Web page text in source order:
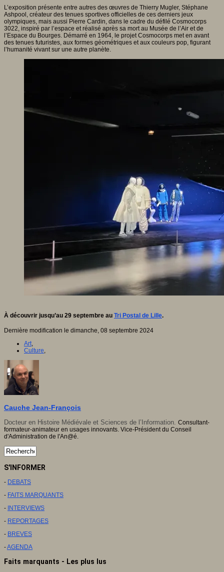
L’exposition présente entre autres des œuvres de Thierry Mugler, Stéphane
Ashpool, créateur des tenues sportives officielles de ces derniers jeux
olympiques, mais aussi Pierre Cardin, dans le cadre du défilé Cosmocorps
3022, inspiré par l’espace et réalisé après sa mort au Musée de l’Air et de
l’Espace du Bourges. Démarré en 1964, le projet Cosmocorps met en avant
des tenues futuristes, aux formes géométriques et aux couleurs pop, figurant
l’humanité vivant sur une autre planète.
À découvrir jusqu’au 29 septembre au Tri Postal de Lille.
Dernière modification le dimanche, 08 septembre 2024
Art,
Culture,
Cauche Jean-François
Docteur en Histoire Médiévale et Sciences de l’Information. Consultant-
formateur-animateur en usages innovants. Vice-Président du Conseil
d'Administration de l'An@é.
S'INFORMER
- DEBATS
- FAITS MARQUANTS
- INTERVIEWS
- REPORTAGES
- BREVES
-AGENDA
Faits marquants - Les plus lus